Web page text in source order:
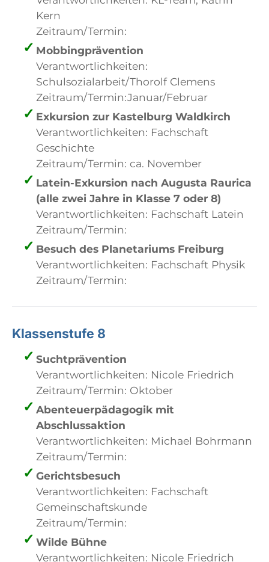
Kern
Zeitraum/Termin:
Mobbingprävention
Verantwortlichkeiten:
Schulsozialarbeit/Thorolf Clemens
Zeitraum/Termin:Januar/Februar
Exkursion zur Kastelburg Waldkirch
Verantwortlichkeiten: Fachschaft
Geschichte
Zeitraum/Termin: ca. November
Latein-Exkursion nach Augusta Raurica
(alle zwei Jahre in Klasse 7 oder 8)
Verantwortlichkeiten: Fachschaft Latein
Zeitraum/Termin:
Besuch des Planetariums Freiburg
Verantwortlichkeiten: Fachschaft Physik
Zeitraum/Termin:
Klassenstufe 8
Suchtprävention
Verantwortlichkeiten: Nicole Friedrich
Zeitraum/Termin: Oktober
Abenteuerpädagogik mit
Abschlussaktion
Verantwortlichkeiten: Michael Bohrmann
Zeitraum/Termin:
Gerichtsbesuch
Verantwortlichkeiten: Fachschaft
Gemeinschaftskunde
Zeitraum/Termin:
Wilde Bühne
Verantwortlichkeiten: Nicole Friedrich